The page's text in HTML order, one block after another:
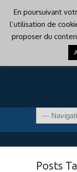
Posts
En poursuivant
l’utilisation de
proposer du